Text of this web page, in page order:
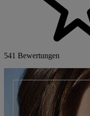
541 Bewertungen